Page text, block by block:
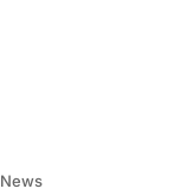
23
News